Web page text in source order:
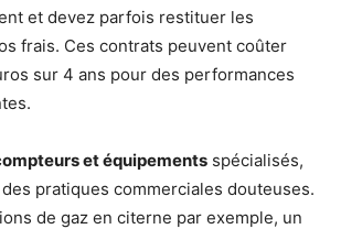
et devez parfois restituer les
frais. Ces contrats peuvent coûter
sur 4 ans pour des performances
et équipements spécialisés,
pratiques commerciales douteuses.
de gaz en citerne par exemple, un